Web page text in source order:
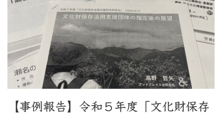
【事例報告】令和５年度「文化財保存